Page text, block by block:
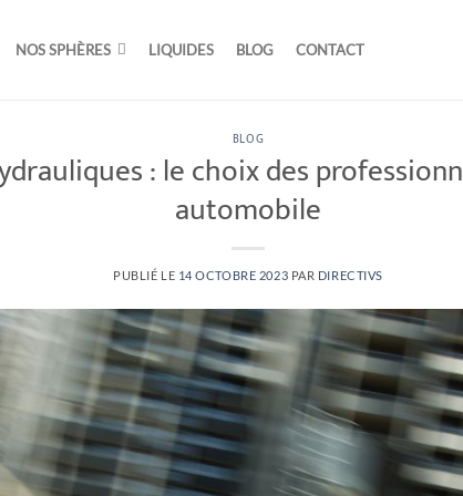
NOS SPHÈRES LIQUIDES BLOG CONTACT
BLOG
: le choix des
automobile
PUBLIÉ LE 14 OCTOBRE 2023 PAR DIRECTIVS